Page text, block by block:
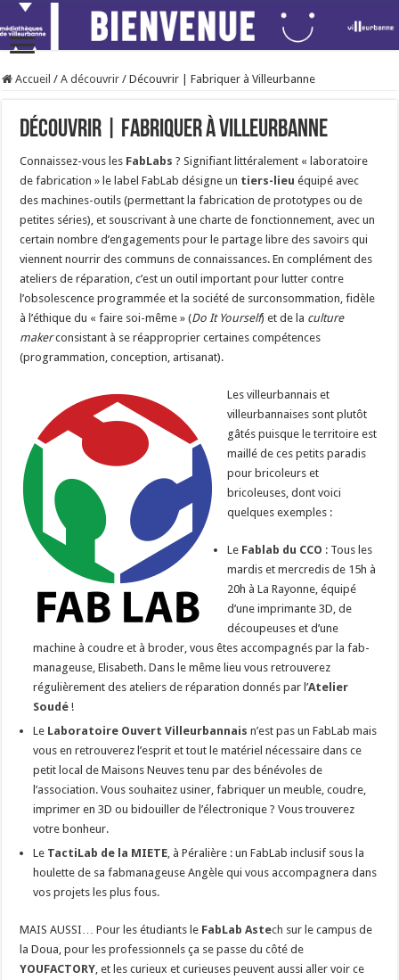
Accueil / A découvrir / Découvrir | Fabriquer à Villeurbanne
Découvrir | Fabriquer à Villeurbanne
Connaissez-vous les FabLabs ? Signifiant littéralement « laboratoire
de fabrication » le label FabLab désigne un tiers-lieu équipé avec
des machines-outils (permettant la fabrication de prototypes ou de
petites séries), et souscrivant à une charte de fonctionnement, avec un
certain nombre d’engagements pour le partage libre des savoirs qui
viennent nourrir des communs de connaissances. En complément des
ateliers de réparation, c’est un outil important pour lutter contre
l’obsolescence programmée et la société de surconsommation, fidèle
à l’éthique du « faire soi-même » (Do It Yourself) et de la culture
makerconsistant à se réapproprier certaines compétences
(programmation, conception, artisanat).
Les villeurbannais et
villeurbannaises sont plutôt
gâtés puisque le territoire est
maillé de ces petits paradis
pour bricoleurs et
bricoleuses, dont voici
quelques exemples :
Le Fablab du CCO : Tous les
mardis et mercredis de 15h à
20h à La Rayonne, équipé
d’une imprimante 3D, de
découpeuses et d’une
machine à coudre et à broder, vous êtes accompagnés par la fab-
manageuse, Elisabeth. Dans le même lieu vous retrouverez
régulièrement des ateliers de réparation donnés par l’Atelier
Soudé !
Le Laboratoire Ouvert Villeurbannais n’est pas un FabLab mais
vous en retrouverez l’esprit et tout le matériel nécessaire dans ce
petit local de Maisons Neuves tenu par des bénévoles de
l’association. Vous souhaitez usiner, fabriquer un meuble, coudre,
imprimer en 3D ou bidouiller de l’électronique ? Vous trouverez
votre bonheur.
Le TactiLab de la MIETE à Péralière : un FabLab inclusif sous la
houlette de sa fabmanageuse Angèle qui vous accompagnera dans
vos projets les plus fous.
MAIS AUSSI… Pour les étudiants le FabLab Astech sur le campus de
la Doua, pour les professionnels ça se passe du côté de
YOUFACTORY , et les curieux et curieuses peuvent aussi aller voir ce